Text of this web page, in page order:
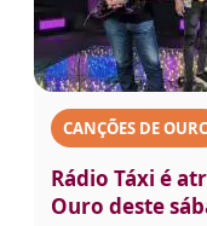
CANÇÕES DE
Rádio Táxi é
Ouro deste